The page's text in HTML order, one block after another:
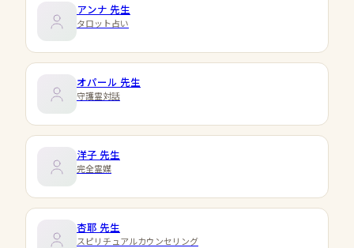
アンナ 先生
タロット占い
オパール 先生
守護霊対話
洋子 先生
完全霊媒
杏耶 先生
スピリチュアルカウンセリング